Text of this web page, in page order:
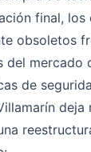
final, los
obsoletos
del mercado
de
deja